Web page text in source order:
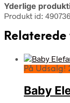
Yderlige
Produkt id:
Relaterede
På Udsalg!
Baby